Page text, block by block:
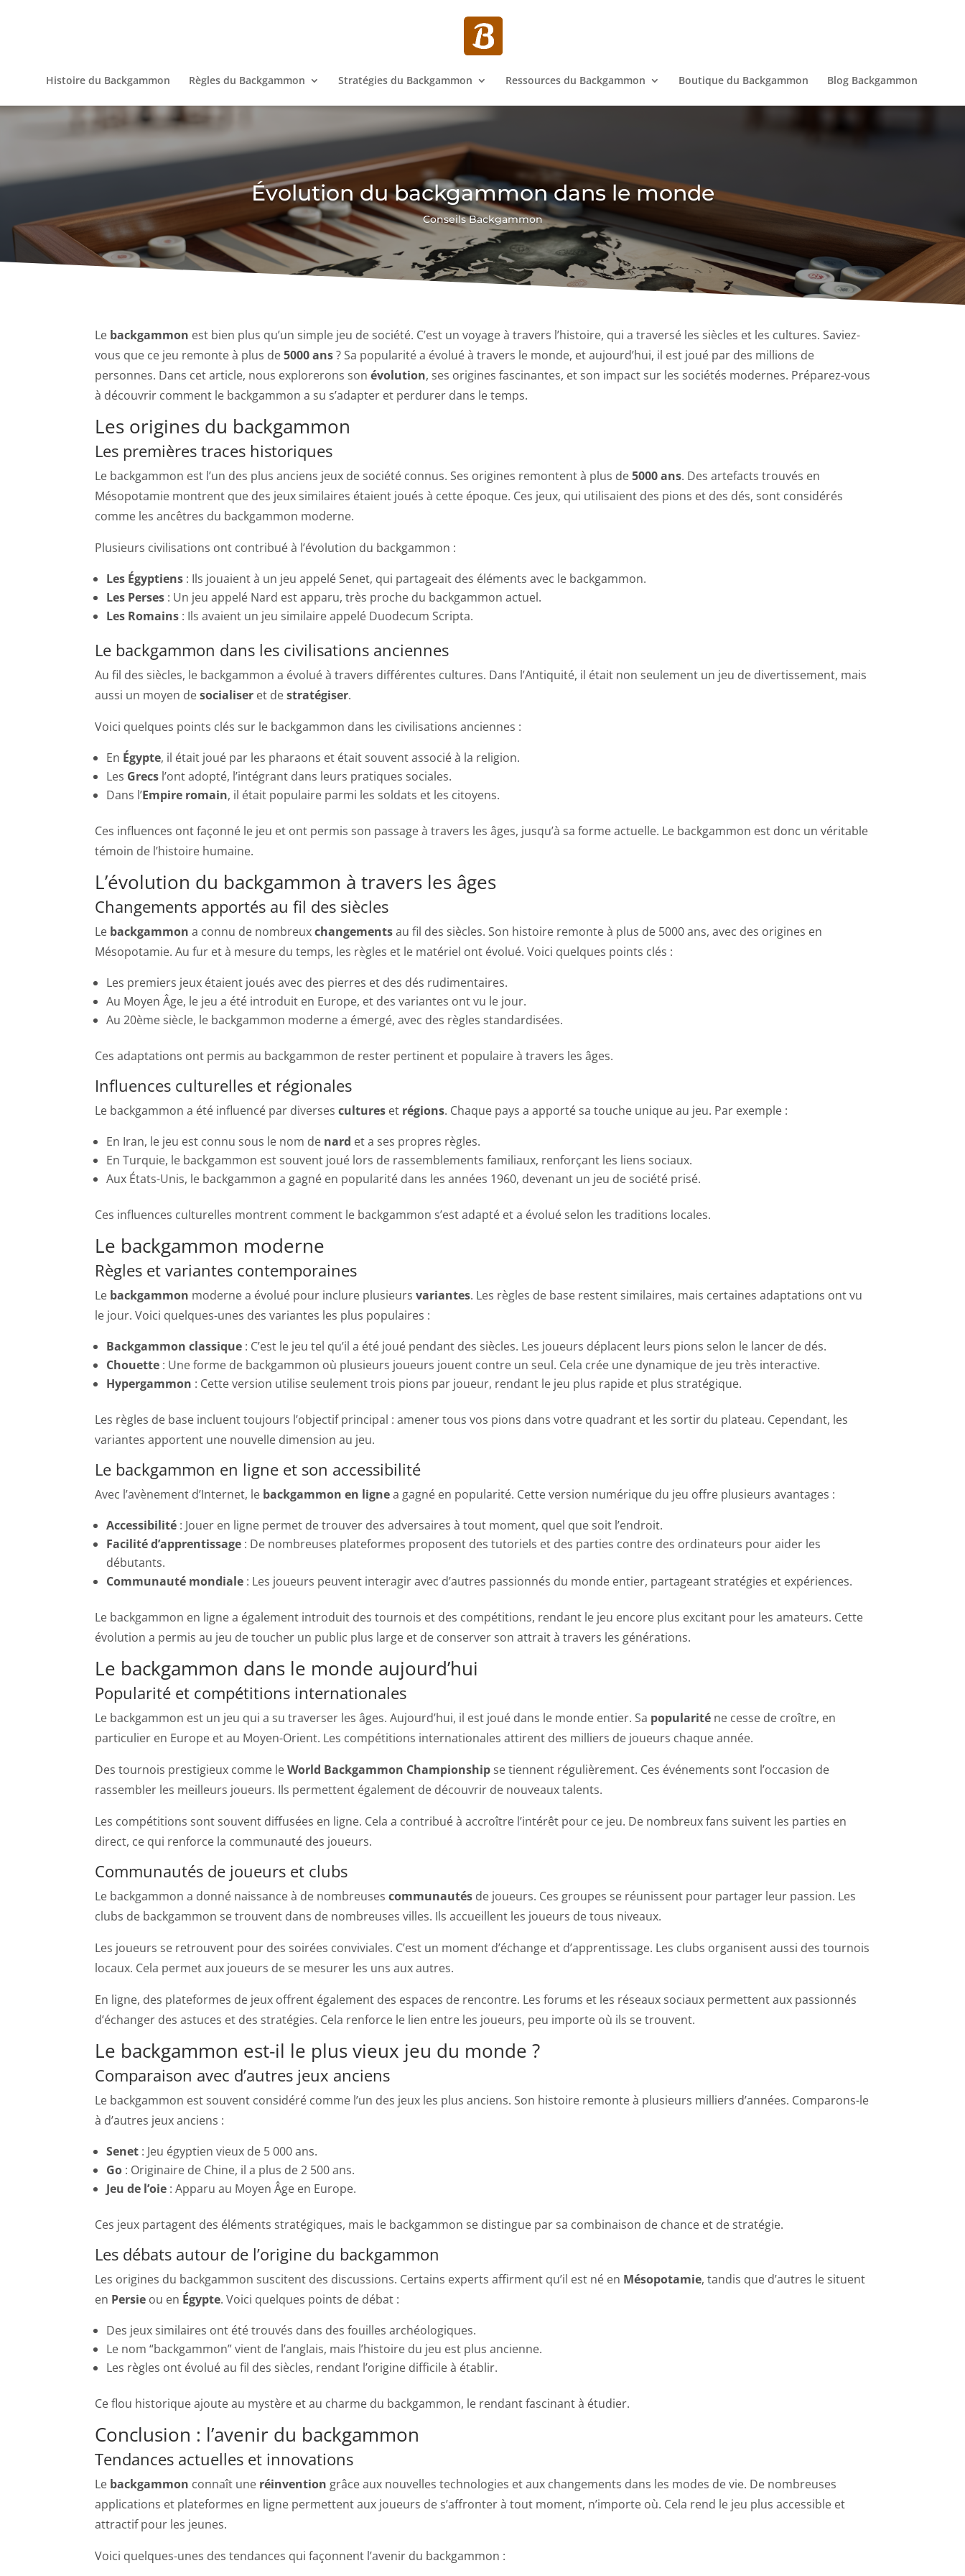
Histoire du Backgammon Règles du Backgammon Stratégies du Backgammon Ressources du Backgammon Boutique du Backgammon Blog Backgammon
Évolution du backgammon dans le monde
Conseils Backgammon
Le backgammon est bien plus qu’un simple jeu de société. C’est un voyage à travers l’histoire, qui a traversé les siècles et les cultures. Saviez-
vous que ce jeu remonte à plus de5000 ans? Sa popularité a évolué à travers le monde, et aujourd’hui, il est joué par des millions de
personnes. Dans cet article, nous explorerons son évolution, ses origines fascinantes, et son impact sur les sociétés modernes. Préparez-vous
à découvrir comment le backgammon a su s’adapter et perdurer dans le temps.
Les origines du backgammon
Les premières traces historiques
Le backgammon est l’un des plus anciens jeux de société connus. Ses origines remontent à plus de5000 ans. Des artefacts trouvés en
Mésopotamie montrent que des jeux similaires étaient joués à cette époque. Ces jeux, qui utilisaient des pions et des dés, sont considérés
comme les ancêtres du backgammon moderne.
Plusieurs civilisations ont contribué à l’évolution du backgammon :
Les Égyptiens : Ils jouaient à un jeu appelé Senet, qui partageait des éléments avec le backgammon.
Les Perses : Un jeu appelé Nard est apparu, très proche du backgammon actuel.
Les Romains : Ils avaient un jeu similaire appelé Duodecum Scripta.
Le backgammon dans les civilisations anciennes
Au fil des siècles, le backgammon a évolué à travers différentes cultures. Dans l’Antiquité, il était non seulement un jeu de divertissement, mais
aussi un moyen desocialiser et destratégiser.
Voici quelques points clés sur le backgammon dans les civilisations anciennes :
En Égypte, il était joué par les pharaons et était souvent associé à la religion.
Les Grecs l’ont adopté, l’intégrant dans leurs pratiques sociales.
Dans l’Empire romain, il était populaire parmi les soldats et les citoyens.
Ces influences ont façonné le jeu et ont permis son passage à travers les âges, jusqu’à sa forme actuelle. Le backgammon est donc un véritable
témoin de l’histoire humaine.
L’évolution du backgammon à travers les âges
Changements apportés au fil des siècles
Le backgammon a connu de nombreuxchangementsau fil des siècles. Son histoire remonte à plus de 5000 ans, avec des origines en
Mésopotamie. Au fur et à mesure du temps, les règles et le matériel ont évolué. Voici quelques points clés :
Les premiers jeux étaient joués avec des pierres et des dés rudimentaires.
Au Moyen Âge, le jeu a été introduit en Europe, et des variantes ont vu le jour.
Au 20ème siècle, le backgammon moderne a émergé, avec des règles standardisées.
Ces adaptations ont permis au backgammon de rester pertinent et populaire à travers les âges.
Influences culturelles et régionales
Le backgammon a été influencé par diverses cultures et régions. Chaque pays a apporté sa touche unique au jeu. Par exemple :
En Iran, le jeu est connu sous le nom de nard et a ses propres règles.
En Turquie, le backgammon est souvent joué lors de rassemblements familiaux, renforçant les liens sociaux.
Aux États-Unis, le backgammon a gagné en popularité dans les années 1960, devenant un jeu de société prisé.
Ces influences culturelles montrent comment le backgammon s’est adapté et a évolué selon les traditions locales.
Le backgammon moderne
Règles et variantes contemporaines
Le backgammon moderne a évolué pour inclure plusieurs variantes. Les règles de base restent similaires, mais certaines adaptations ont vu
le jour. Voici quelques-unes des variantes les plus populaires :
Backgammon classique : C’est le jeu tel qu’il a été joué pendant des siècles. Les joueurs déplacent leurs pions selon le lancer de dés.
Chouette : Une forme de backgammon où plusieurs joueurs jouent contre un seul. Cela crée une dynamique de jeu très interactive.
Hypergammon : Cette version utilise seulement trois pions par joueur, rendant le jeu plus rapide et plus stratégique.
Les règles de base incluent toujours l’objectif principal : amener tous vos pions dans votre quadrant et les sortir du plateau. Cependant, les
variantes apportent une nouvelle dimension au jeu.
Le backgammon en ligne et son accessibilité
Avec l’avènement d’Internet, le backgammon en lignea gagné en popularité. Cette version numérique du jeu offre plusieurs avantages :
Accessibilité : Jouer en ligne permet de trouver des adversaires à tout moment, quel que soit l’endroit.
Facilité d’apprentissage : De nombreuses plateformes proposent des tutoriels et des parties contre des ordinateurs pour aider les
débutants.
Communauté mondiale : Les joueurs peuvent interagir avec d’autres passionnés du monde entier, partageant stratégies et expériences.
Le backgammon en ligne a également introduit des tournois et des compétitions, rendant le jeu encore plus excitant pour les amateurs. Cette
évolution a permis au jeu de toucher un public plus large et de conserver son attrait à travers les générations.
Le backgammon dans le monde aujourd’hui
Popularité et compétitions internationales
Le backgammon est un jeu qui a su traverser les âges. Aujourd’hui, il est joué dans le monde entier. Sa popularité ne cesse de croître, en
particulier en Europe et au Moyen-Orient. Les compétitions internationales attirent des milliers de joueurs chaque année.
Des tournois prestigieux comme leWorld Backgammon Championship se tiennent régulièrement. Ces événements sont l’occasion de
rassembler les meilleurs joueurs. Ils permettent également de découvrir de nouveaux talents.
Les compétitions sont souvent diffusées en ligne. Cela a contribué à accroître l’intérêt pour ce jeu. De nombreux fans suivent les parties en
direct, ce qui renforce la communauté des joueurs.
Communautés de joueurs et clubs
Le backgammon a donné naissance à de nombreuses communautés de joueurs. Ces groupes se réunissent pour partager leur passion. Les
clubs de backgammon se trouvent dans de nombreuses villes. Ils accueillent les joueurs de tous niveaux.
Les joueurs se retrouvent pour des soirées conviviales. C’est un moment d’échange et d’apprentissage. Les clubs organisent aussi des tournois
locaux. Cela permet aux joueurs de se mesurer les uns aux autres.
En ligne, des plateformes de jeux offrent également des espaces de rencontre. Les forums et les réseaux sociaux permettent aux passionnés
d’échanger des astuces et des stratégies. Cela renforce le lien entre les joueurs, peu importe où ils se trouvent.
Le backgammon est-il le plus vieux jeu du monde ?
Comparaison avec d’autres jeux anciens
Le backgammon est souvent considéré comme l’un des jeux les plus anciens. Son histoire remonte à plusieurs milliers d’années. Comparons-le
à d’autres jeux anciens :
Senet : Jeu égyptien vieux de 5 000 ans.
Go : Originaire de Chine, il a plus de 2 500 ans.
Jeu de l’oie : Apparu au Moyen Âge en Europe.
Ces jeux partagent des éléments stratégiques, mais le backgammon se distingue par sa combinaison de chance et de stratégie.
Les débats autour de l’origine du backgammon
Les origines du backgammon suscitent des discussions. Certains experts affirment qu’il est né en Mésopotamie, tandis que d’autres le situent
en Persie ou en Égypte. Voici quelques points de débat :
Des jeux similaires ont été trouvés dans des fouilles archéologiques.
Le nom “backgammon” vient de l’anglais, mais l’histoire du jeu est plus ancienne.
Les règles ont évolué au fil des siècles, rendant l’origine difficile à établir.
Ce flou historique ajoute au mystère et au charme du backgammon, le rendant fascinant à étudier.
Conclusion : l’avenir du backgammon
Tendances actuelles et innovations
Le backgammon connaît une réinvention grâce aux nouvelles technologies et aux changements dans les modes de vie. De nombreuses
applications et plateformes en ligne permettent aux joueurs de s’affronter à tout moment, n’importe où. Cela rend le jeu plus accessible et
attractif pour les jeunes.
Voici quelques-unes des tendances qui façonnent l’avenir du backgammon :